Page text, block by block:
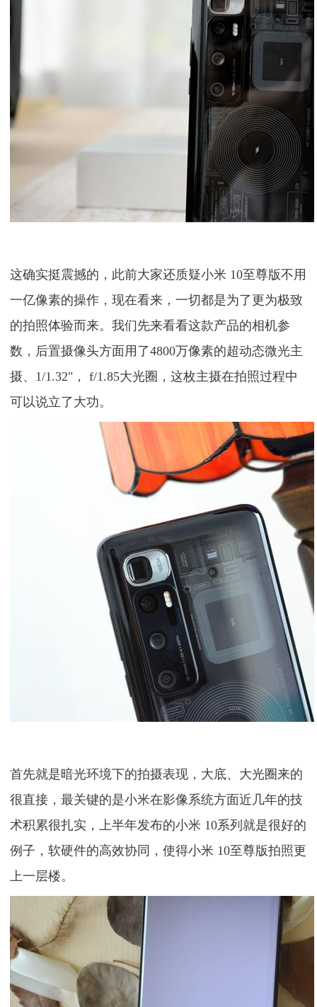
这确实挺震撼的，此前大家还质疑小米 10至尊版不用
一亿像素的操作，现在看来，一切都是为了更为极致
的拍照体验而来。我们先来看看这款产品的相机参
数，后置摄像头方面用了4800万像素的超动态微光主
摄、1/1.32"， f/1.85⼤光圈，这枚主摄在拍照过程中
可以说立了大功。
首先就是暗光环境下的拍摄表现，大底、大光圈来的
很直接，最关键的是小米在影像系统方面近几年的技
术积累很扎实，上半年发布的小米 10系列就是很好的
例子，软硬件的高效协同，使得小米 10至尊版拍照更
上一层楼。